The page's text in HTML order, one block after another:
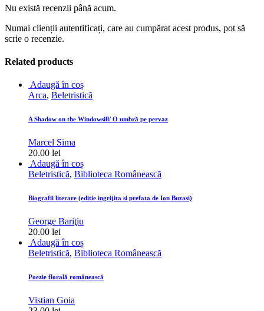
Nu există recenzii până acum.
Numai clienții autentificați, care au cumpărat acest produs, pot să
scrie o recenzie.
Related products
Adaugă în coș
Arca, Beletristică
A Shadow on the Windowsill/ O umbră pe pervaz
Marcel Sima
20.00 lei
Adaugă în coș
Beletristică, Biblioteca Românească
Biografii literare (editie ingrijita si prefata de Ion Buzasi)
George Bariţiu
20.00 lei
Adaugă în coș
Beletristică, Biblioteca Românească
Poezie florală românească
Vistian Goia